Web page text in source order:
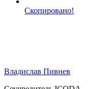
Скопировано!
Владислав Пивнев